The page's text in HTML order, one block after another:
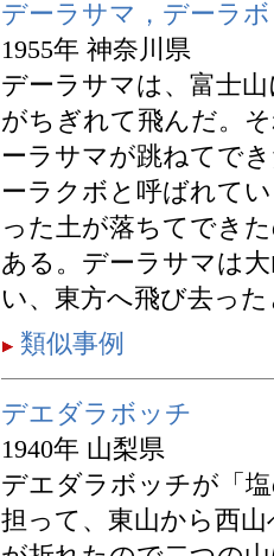
デーラサマ，デーラ
1955年 神奈川県
デーラサマは、富士
がちぎれて飛んだ。
ーラサマが跳ねてで
ーラクボと呼ばれて
った土が落ちてでき
ある。デーラサマは
い、東方へ飛び去っ
類似事例
デエダラボッチ
1940年 山梨県
デエダラボッチが「
担って、東山から西